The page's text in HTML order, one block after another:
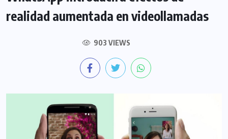
realidad aumentada en videollamadas
903 VIEWS